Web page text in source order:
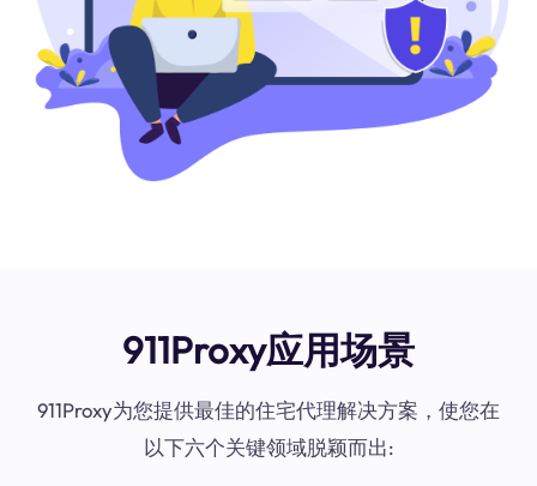
911Proxy应用场景
911Proxy为您提供最佳的住宅代理解决方案，使您在
以下六个关键领域脱颖而出: